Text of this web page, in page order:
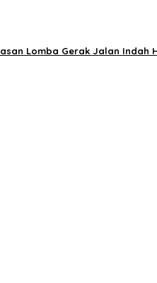
Lomba Gerak Jalan Indah